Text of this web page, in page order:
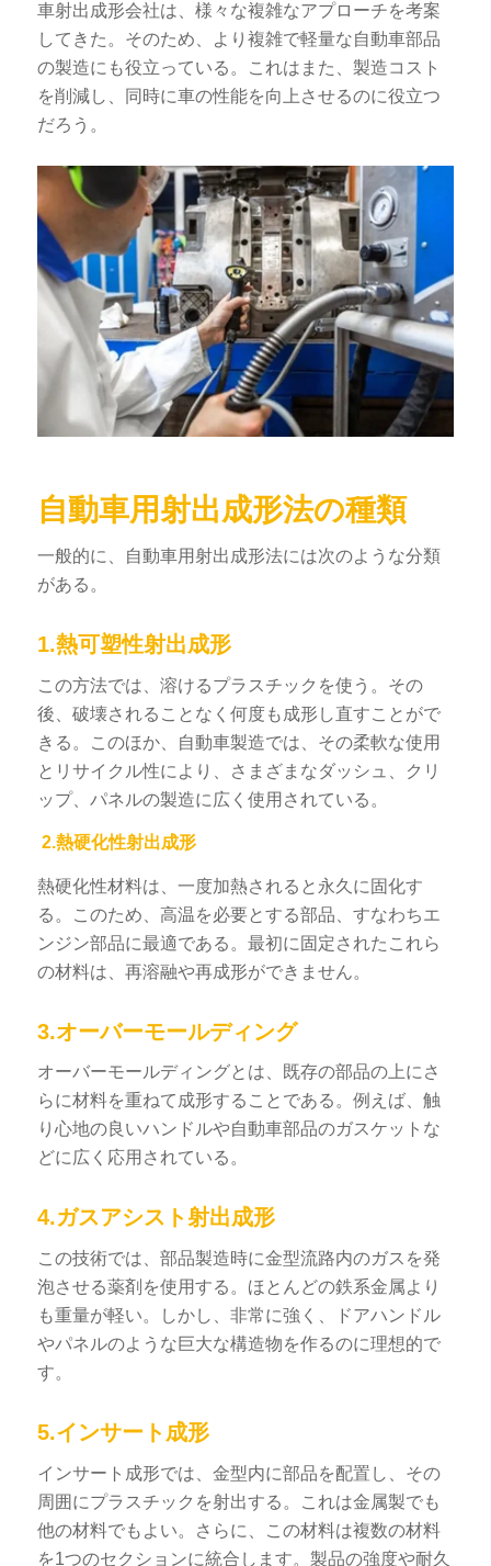
車射出成形会社は、様々な複雑なアプローチを考案
してきた。そのため、より複雑で軽量な自動車部品
の製造にも役立っている。これはまた、製造コスト
を削減し、同時に車の性能を向上させるのに役立つ
だろう。
自動車用射出成形法の種類
一般的に、自動車用射出成形法には次のような分類
がある。
1.熱可塑性射出成形
この方法では、溶けるプラスチックを使う。その
後、破壊されることなく何度も成形し直すことがで
きる。このほか、自動車製造では、その柔軟な使用
とリサイクル性により、さまざまなダッシュ、クリ
ップ、パネルの製造に広く使用されている。
2.熱硬化性射出成形
熱硬化性材料は、一度加熱されると永久に固化す
る。このため、高温を必要とする部品、すなわちエ
ンジン部品に最適である。最初に固定されたこれら
の材料は、再溶融や再成形ができません。
3.オーバーモールディング
オーバーモールディングとは、既存の部品の上にさ
らに材料を重ねて成形することである。例えば、触
り心地の良いハンドルや自動車部品のガスケットな
どに広く応用されている。
4.ガスアシスト射出成形
この技術では、部品製造時に金型流路内のガスを発
泡させる薬剤を使用する。ほとんどの鉄系金属より
も重量が軽い。しかし、非常に強く、ドアハンドル
やパネルのような巨大な構造物を作るのに理想的で
す。
5.インサート成形
インサート成形では、金型内に部品を配置し、その
周囲にプラスチックを射出する。これは金属製でも
他の材料でもよい。さらに、この材料は複数の材料
を1つのセクションに統合します。製品の強度や耐久